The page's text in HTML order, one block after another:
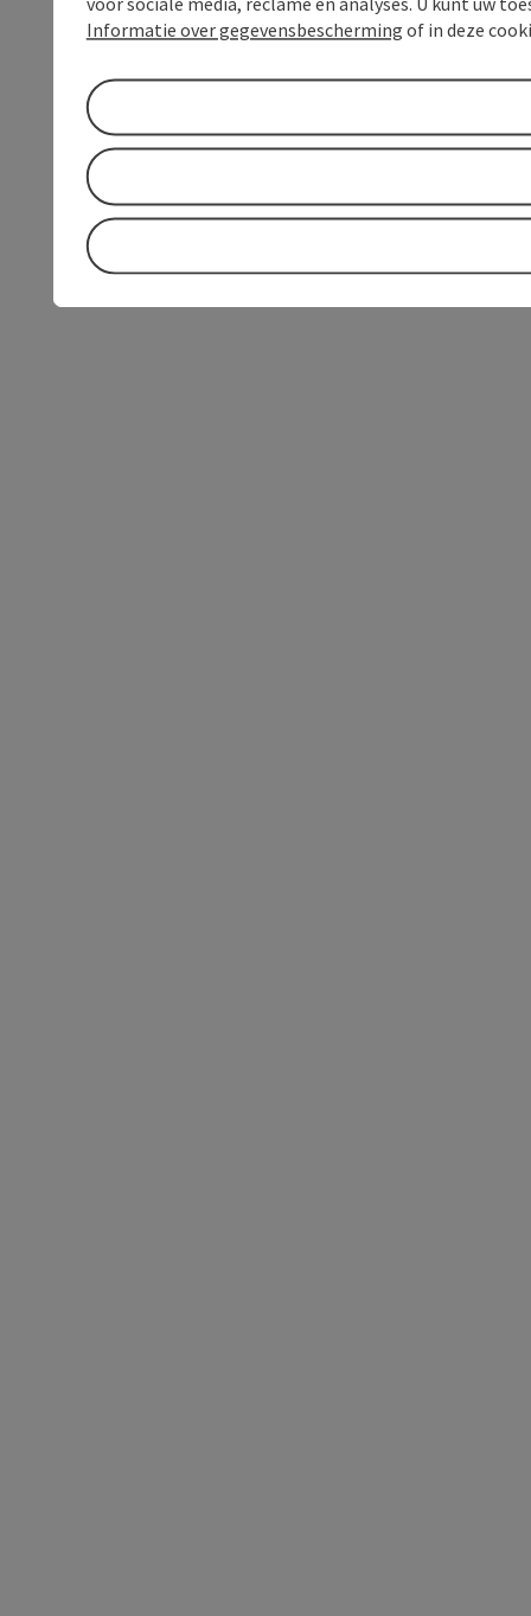
Informatie over gegevensbescherming of in deze